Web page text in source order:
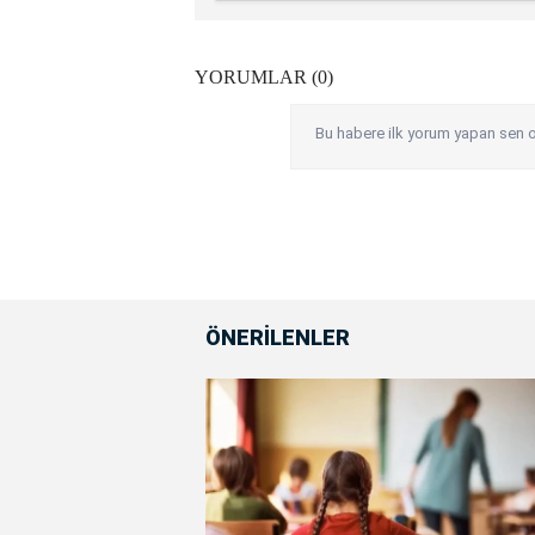
YORUMLAR (0)
Bu habere ilk yorum yapan sen
ÖNERİLENLER